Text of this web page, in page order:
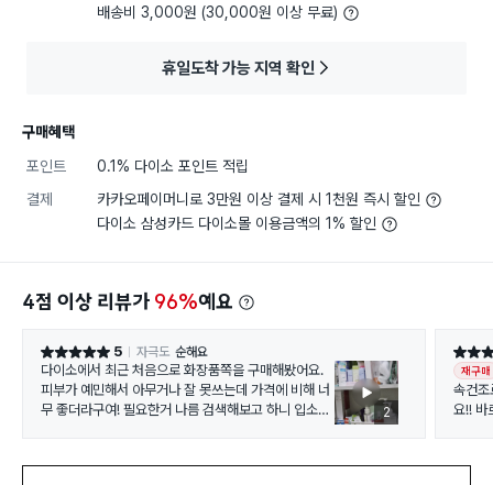
배송비 3,000원 (30,000원 이상 무료)
휴일도착 가능 지역 확인
구매혜택
포인트
0.1% 다이소 포인트 적립
결제
카카오페이머니로 3만원 이상 결제 시 1천원 즉시 할인
다이소 삼성카드 다이소몰 이용금액의 1% 할인
4점 이상 리뷰가 96%예요
별점 5점 5 자극도 순해요
다이소에서 최근 처음으로 화장품쪽을 구매해봤어요.
피부가 예민해서 아무거나 잘 못쓰는데 가격에 비해 너
무 좋더라구여! 필요한거 나름 검색해보고 하니 입소문
2
별점 5
재구매
속건조
요!! 바
ㅠㅠ